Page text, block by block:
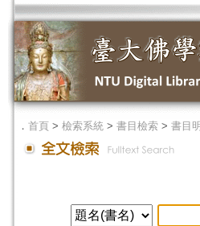
． 首頁> 檢索系統> 書目檢索> 書目